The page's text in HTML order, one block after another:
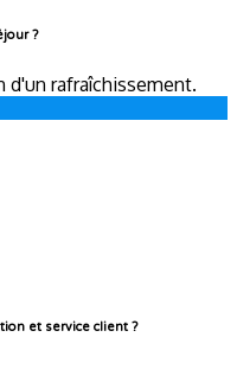
?
d'un rafraîchissement.
et service client ?